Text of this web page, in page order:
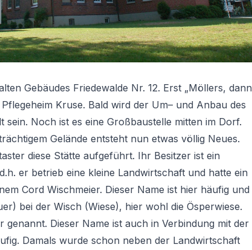
Gebäudes Friedewalde Nr. 12. Erst „Möllers, dann
Kruse. Bald wird der Um– und Anbau des
sein. Noch ist es eine Großbaustelle mitten im Dorf.
Gelände entsteht nun etwas völlig Neues.
diese Stätte aufgeführt. Ihr Besitzer ist ein
er betrieb eine kleine Landwirtschaft und hatte ein
Cord Wischmeier. Dieser Name ist hier häufig und
bei der Wisch (Wiese), hier wohl die Ösperwiese.
genannt. Dieser Name ist auch in Verbindung mit der
Damals wurde schon neben der Landwirtschaft